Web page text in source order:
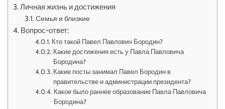
Личная жизнь и достижения
Семья и близкие
Вопрос-ответ:
Кто такой Павел Павлович Бородин?
Какие достижения есть у Павла Павловича
Бородина?
Какие посты занимал Павел Бородин в
правительстве и администрации президента?
Какое было раннее образование Павла Павловича
Бородина?